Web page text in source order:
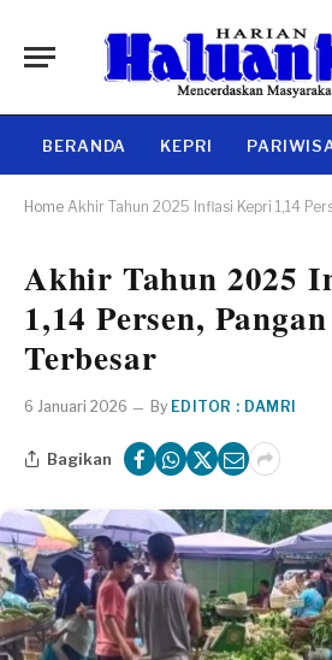
BERANDA KEPRI
Home Akhir Tahun 2025 Inflasi Kepri 1,14
Akhir Tahun 2025
1,14 Persen,
Terbesar
6 Januari 2026 By EDITOR : DAMRI
Bagikan